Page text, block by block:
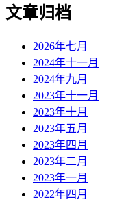
文章归档
2026年七月
2024年十一月
2024年九月
2023年十一月
2023年十月
2023年五月
2023年四月
2023年二月
2023年一月
2022年四月